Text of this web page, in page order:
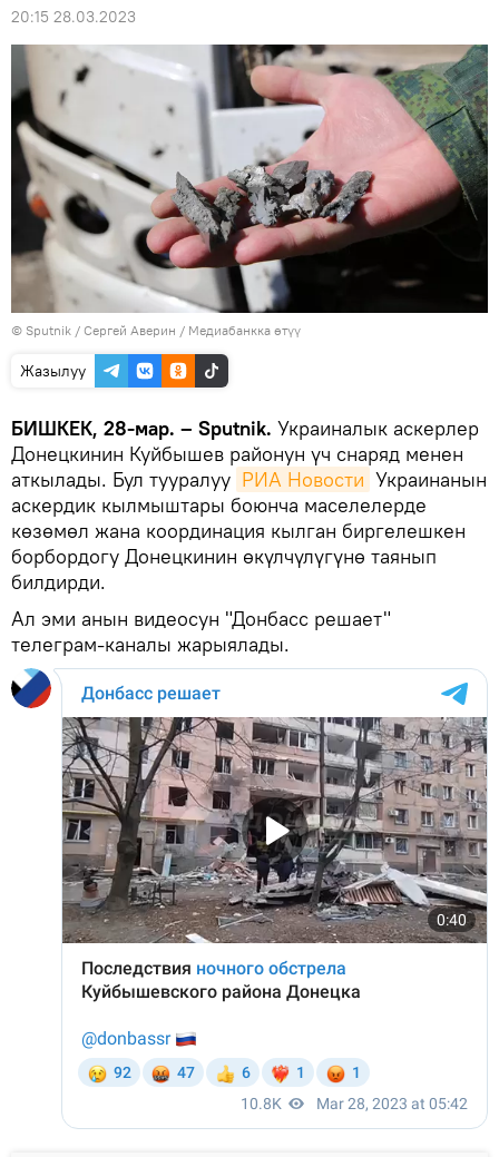
20:15 28.03.2023
© Sputnik / Сергей Аверин / Медиабанкка өтүү
Жазылуу
БИШКЕК, 28-мар. – Sputnik. Украиналык аскерлер
Донецкинин Куйбышев районун үч снаряд менен
аткылады. Бул тууралуу РИА Новости Украинанын
аскердик кылмыштары боюнча маселелерде
көзөмөл жана координация кылган биргелешкен
борбордогу Донецкинин өкүлчүлүгүнө таянып
билдирди.
Ал эми анын видеосун "Донбасс решает"
телеграм-каналы жарыялады.